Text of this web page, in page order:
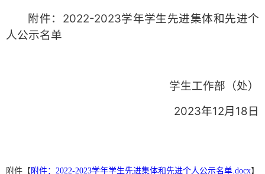
附件：2022-2023学年学生先进集体和先进个
人公示名单
学生工作部（处）
2023年12月18日
附件【 附件：2022-2023学年学生先进集体和先进个人公示名单.docx】